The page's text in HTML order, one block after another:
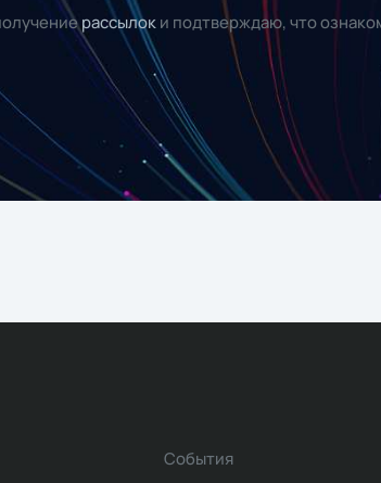
рассылок и подтверждаю, что
События